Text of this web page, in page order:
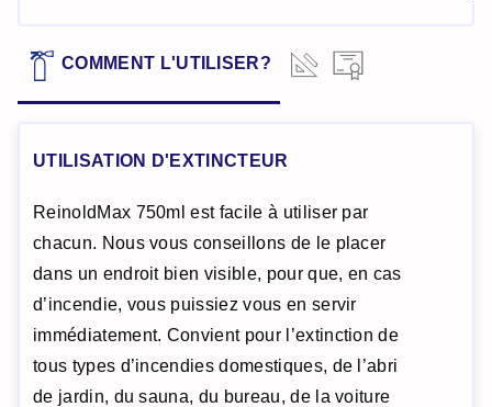
COMMENT L'UTILISER?
DONNÉES
TECHNIQUES
UTILISATION D'EXTINCTEUR
ReinoldMax 750ml est facile à utiliser par
chacun. Nous vous conseillons de le placer
dans un endroit bien visible, pour que, en cas
d’incendie, vous puissiez vous en servir
immédiatement. Convient pour l’extinction de
tous types d’incendies domestiques, de l’abri
de jardin, du sauna, du bureau, de la voiture